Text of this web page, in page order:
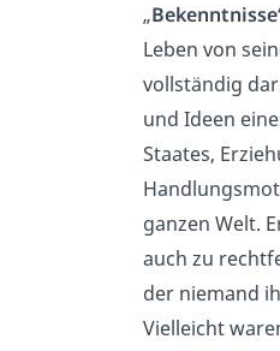
„
Leben von
vollständig
und Ideen
Staates,
ganzen Welt.
auch zu
der niemand
Vielleicht